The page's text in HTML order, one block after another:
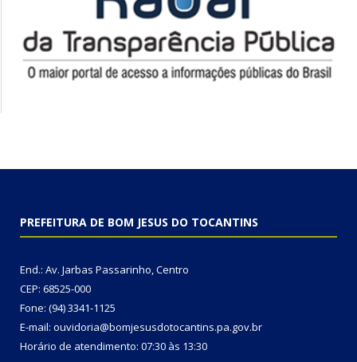
PREFEITURA DE BOM JESUS DO TOCANTINS
End.: Av. Jarbas Passarinho, Centro
CEP: 68525-000
Fone: (94) 3341-1125
E-mail: ouvidoria@bomjesusdotocantins.pa.gov.br
Horário de atendimento: 07:30 às 13:30